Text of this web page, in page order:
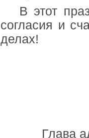
В этот
согласия и
делах!
Глава